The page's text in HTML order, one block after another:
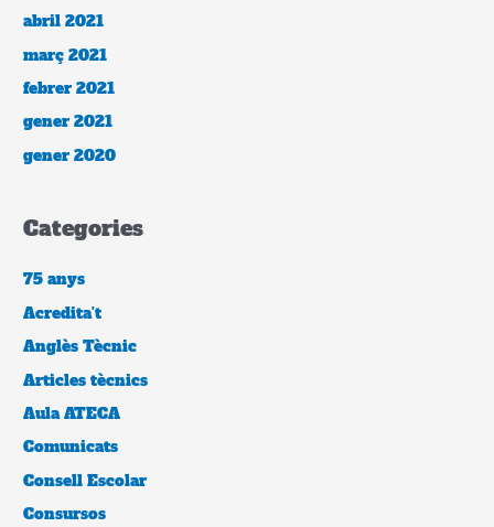
abril 2021
març 2021
febrer 2021
gener 2021
gener 2020
Categories
75 anys
Acredita't
Anglès Tècnic
Articles tècnics
Aula ATECA
Comunicats
Consell Escolar
Consursos